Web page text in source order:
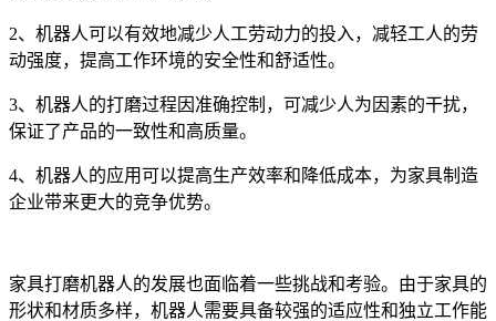
2、机器人可以有效地减少人工劳动力的投入，减轻工人的劳
动强度，提高工作环境的安全性和舒适性。
3、机器人的打磨过程因准确控制，可减少人为因素的干扰，
保证了产品的一致性和高质量。
4、机器人的应用可以提高生产效率和降低成本，为家具制造
企业带来更大的竞争优势。
家具打磨机器人的发展也面临着一些挑战和考验。由于家具的
形状和材质多样，机器人需要具备较强的适应性和独立工作能